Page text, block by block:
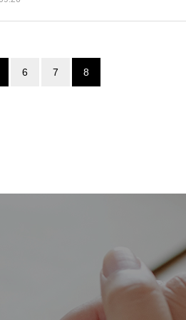
6 7 8